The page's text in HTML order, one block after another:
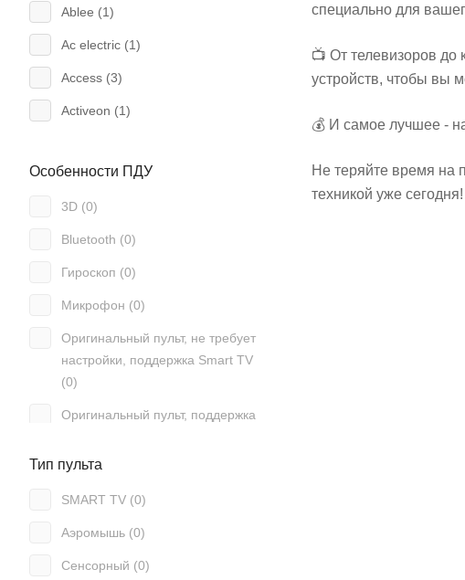
специально для
📺 От телевизоров
устройств, чтобы вы
💰 И самое лучшее -
Не теряйте время на
техникой уже сегодня!
Ablee (1)
Ac electric (1)
Access (3)
Activeon (1)
Aeg (5)
Ag (1)
Air mouse (18
Airwell (3)
Aiwa (19)
Akai (67)
Alfa (3)
Allsky ( )
Allview (2)
Alma (1)
Особенности ПДУ
3D (0)
Bluetooth (0)
Гироскоп (0)
Микрофон (0)
Оригинальный пульт, не требует
настройки, поддержка Smart TV
(0)
Оригинальный пульт, поддержка
(0)
Тип пульта
SMART TV (0)
Аэромышь (0)
Сенсорный (0)